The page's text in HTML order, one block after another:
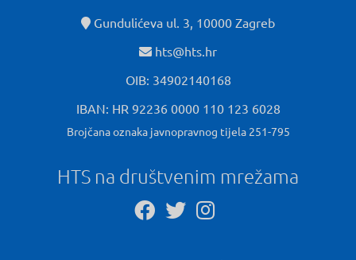
Gundulićeva ul. 3, 10000 Zagreb
hts@hts.hr
OIB: 34902140168
IBAN: HR 92236 0000 110 123 6028
Brojčana oznaka javnopravnog tijela 251-795
HTS na društvenim mrežama